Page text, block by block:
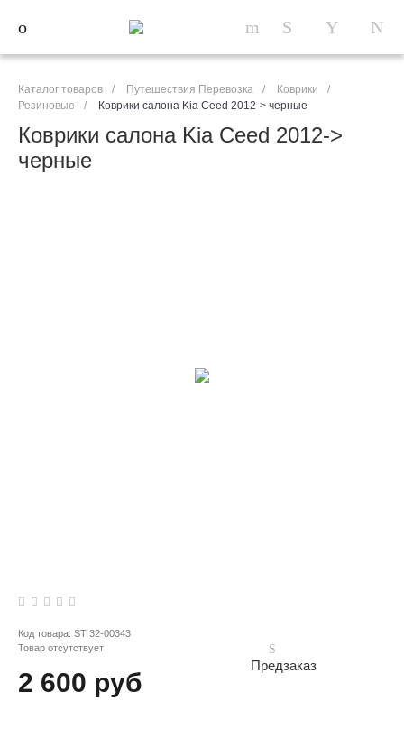
Каталог товаров / Путешествия Перевозка / Коврики
/
Резиновые
/ Коврики салона Kia Ceed 2012-> черные
Коврики салона Kia Ceed 2012->
черные
Код товара: ST 32-00343
Товар отсутствует
2 600 руб
Предзаказ